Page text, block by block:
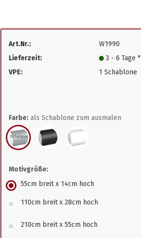
Art.Nr.:
W1990
Lieferzeit:
3 - 6 Tage *
VPE:
1 Schablone
Farbe: als Schablone zum ausmalen
Motivgröße:
55cm breit x 14cm hoch
110cm breit x 28cm hoch
210cm breit x 55cm hoch